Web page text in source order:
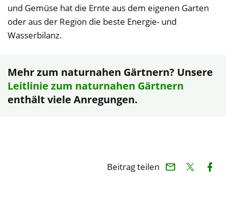
und Gemüse hat die Ernte aus dem eigenen Garten
oder aus der Region die beste Energie- und
Wasserbilanz.
Mehr zum naturnahen Gärtnern? Unsere
Leitlinie zum naturnahen Gärtnern
enthält viele Anregungen.
Beitrag teilen